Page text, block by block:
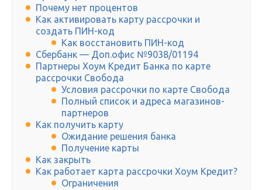
Почему нет процентов
Как активировать карту рассрочки и
создать ПИН-код
Как восстановить ПИН-код
Сбербанк — Доп.офис №9038/01194
Партнеры Хоум Кредит Банка по карте
рассрочки Свобода
Условия рассрочки по карте Свобода
Полный список и адреса магазинов-
партнеров
Как получить карту
Ожидание решения банка
Получение карты
Как закрыть
Как работает карта рассрочки Хоум Кредит?
Ограничения